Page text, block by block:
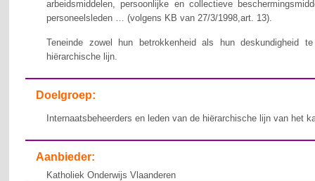
arbeidsmiddelen, persoonlijke en collectieve
personeelsleden … (volgens KB van 27/3/1998,art. 13).
Teneinde zowel hun betrokkenheid als hun deskundigheid
hiërarchische lijn.
Doelgroep:
Internaatsbeheerders en leden van de hiërarchische lijn van het
Aanbieder:
Katholiek Onderwijs Vlaanderen